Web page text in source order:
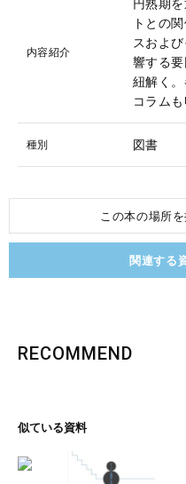
内容紹介
円熟期
トとの
スおよ
響する
紐解く
コラムも
種別 図書
この本の場所
関連する
RECOMMEND
似ている資料